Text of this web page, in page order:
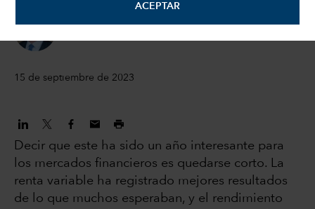
ACEPTAR
15 de septiembre de 2023
Decir que este ha sido un año interesante para
los mercados financieros es quedarse corto. La
renta variable ha registrado mejores resultados
de lo que muchos esperaban, y el rendimiento